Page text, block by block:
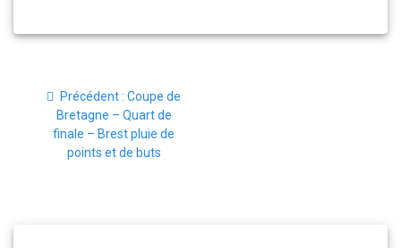
l’article
Précédent : Article
précédent
:
Coupe de
Bretagne – Quart de
finale – Brest pluie de
points et de buts